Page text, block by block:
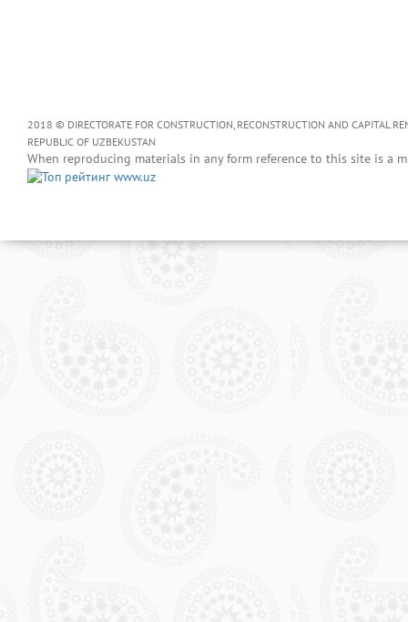
2018 © DIRECTORATE FOR CONSTRUCTION, RECONSTRUCTION AND CAPITAL
REPUBLIC OF UZBEKUSTAN
When reproducing materials in any form reference to this site is a